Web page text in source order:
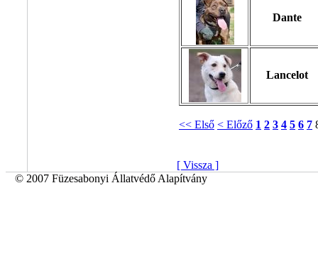
Dante
Lancelot
<< Első < Előző 1 2 3 4 5 6 7
[ Vissza ]
© 2007 Füzesabonyi Állatvédő Alapítvány